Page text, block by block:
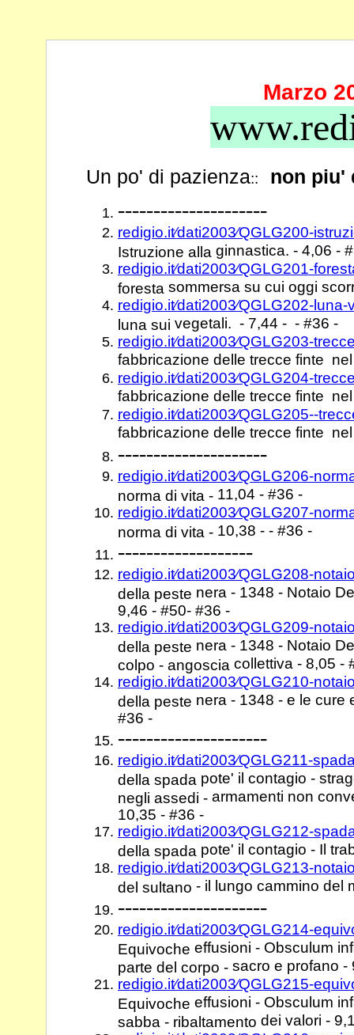
Marzo
Un po' di pazienza:: non piu'
---------------------
redigio.it⁄dati2003⁄QGLG200-
Istruzione alla ginnastica. - 4,06 -
redigio.it⁄dati2003⁄QGLG201-
foresta sommersa su cui oggi
redigio.it⁄dati2003⁄QGLG202-
luna sui vegetali. - 7,44 - - #36 -
redigio.it⁄dati2003⁄QGLG203-
fabbricazione delle trecce finte
redigio.it⁄dati2003⁄QGLG204-
fabbricazione delle trecce finte
redigio.it⁄dati2003⁄QGLG205--
fabbricazione delle trecce finte
---------------------
redigio.it⁄dati2003⁄QGLG206-
norma di vita - 11,04 - #36 -
redigio.it⁄dati2003⁄QGLG207-
norma di vita - 10,38 - - #36 -
-------------------
redigio.it⁄dati2003⁄QGLG208-
della peste nera - 1348 - Notaio
9,46 - #50- #36 -
redigio.it⁄dati2003⁄QGLG209-
della peste nera - 1348 - Notaio
colpo - angoscia collettiva - 8,05 -
redigio.it⁄dati2003⁄QGLG210-
della peste nera - 1348 - e le cure
#36 -
---------------------
redigio.it⁄dati2003⁄QGLG211-
della spada pote' il contagio -
negli assedi - armamenti non
10,35 - #36 -
redigio.it⁄dati2003⁄QGLG212-
della spada pote' il contagio - Il
redigio.it⁄dati2003⁄QGLG213-
del sultano - il lungo cammino del
---------------------
redigio.it⁄dati2003⁄QGLG214-
Equivoche effusioni - Obsculum
parte del corpo - sacro e profano -
redigio.it⁄dati2003⁄QGLG215-
Equivoche effusioni - Obsculum
sabba - ribaltamento dei valori -